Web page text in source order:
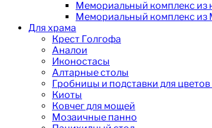
Мемориальный комплекс из
Мемориальный комплекс из
Для храма
Крест Голгофа
Аналои
Иконостасы
Алтарные столы
Гробницы и подставки для
Киоты
Ковчег для мощей
Мозаичные панно